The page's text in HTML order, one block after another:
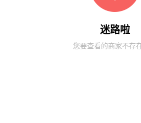
迷路啦
您要查看的商家不存